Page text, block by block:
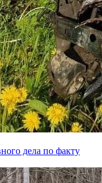
дела по факту